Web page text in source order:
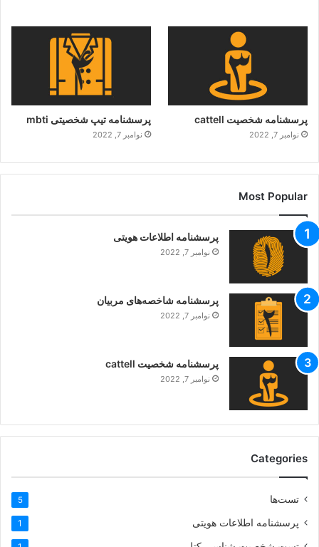
پرسشنامه شخصیت cattell
نوامبر 7, 2022
پرسشنامه تیپ شخصیتی mbti
نوامبر 7, 2022
Most Popular
پرسشنامه اطلاعات هویتی
نوامبر 7, 2022
پرسشنامه شاخصه‌های مربیان
نوامبر 7, 2022
پرسشنامه شخصیت cattell
نوامبر 7, 2022
Categories
تست‌ها 5
پرسشنامه اطلاعات هویتی 1